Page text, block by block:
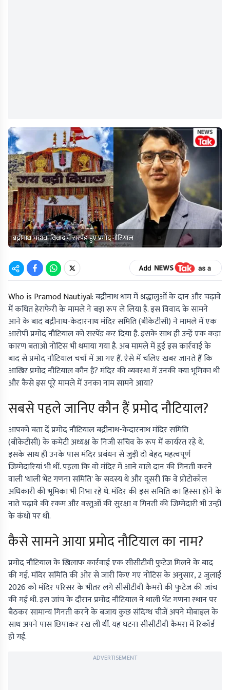
बद्रीनाथ चढ़ावा विवाद में सस्पेंड हुए प्रमोद नौटियाल
Who is Pramod Nautiyal:बद्रीनाथ धाम में श्रद्धालुओं के दान और चढ़ावे
में कथित हेराफेरी के मामले ने बड़ा रूप ले लिया है. इस विवाद के सामने
आने के बाद बद्रीनाथ-केदारनाथ मंदिर समिति (बीकेटीसी) ने मामले में एक
आरोपी प्रमोद नौटियाल को सस्पेंड कर दिया है. इसके साथ ही उन्हें एक कड़ा
कारण बताओ नोटिस भी थमाया गया है. अब मामले में हुई इस कार्रवाई के
बाद से प्रमोद नौटियाल चर्चा में आ गए हैं. ऐसे में चलिए खबर जानते हैं कि
आखिर प्रमोद नौटियाल कौन हैं? मंदिर की व्यवस्था में उनकी क्या भूमिका थी
और कैसे इस पूरे मामले में उनका नाम सामने आया?
सबसे पहले जानिए कौन हैं प्रमोद नौटियाल?
आपको बता दें प्रमोद नौटियाल बद्रीनाथ-केदारनाथ मंदिर समिति
(बीकेटीसी) के कमेटी अध्यक्ष के निजी सचिव के रूप में कार्यरत रहे थे.
इसके साथ ही उनके पास मंदिर प्रबंधन से जुड़ी दो बेहद महत्वपूर्ण
जिम्मेदारियां भी थीं. पहला कि वो मंदिर में आने वाले दान की गिनती करने
वाली 'थाली भेंट गणना समिति' के सदस्य थे और दूसरी कि वे प्रोटोकॉल
अधिकारी की भूमिका भी निभा रहे थे. मंदिर की इस समिति का हिस्सा होने के
नाते चढ़ावे की रकम और वस्तुओं की सुरक्षा व गिनती की जिम्मेदारी भी उन्हीं
के कंधों पर थी.
कैसे सामने आया प्रमोद नौटियाल का नाम?
प्रमोद नौटियाल के खिलाफ कार्रवाई एक सीसीटीवी फुटेज मिलने के बाद
की गई. मंदिर समिति की ओर से जारी किए गए नोटिस के अनुसार, 2 जुलाई
2026 को मंदिर परिसर के भीतर लगे सीसीटीवी कैमरों की फुटेज की जांच
की गई थी. इस जांच के दौरान प्रमोद नौटियाल ने थाली भेंट गणना स्थान पर
बैठकर सामान्य गिनती करने के बजाय कुछ संदिग्ध चीजें अपने मोबाइल के
साथ अपने पास छिपाकर रख ली थीं. यह घटना सीसीटीवी कैमरा में रिकॉर्ड
हो गई.
ADVERTISEMENT